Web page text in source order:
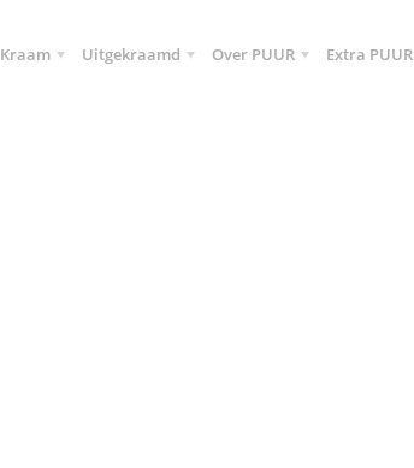
Kraam Uitgekraamd Over PUUR Extra PUUR